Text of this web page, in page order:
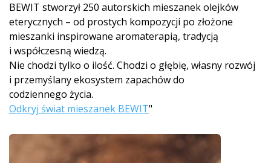
BEWIT stworzył 250 autorskich mieszanek olejków
eterycznych – od prostych kompozycji po złożone
mieszanki inspirowane aromaterapią, tradycją
i współczesną wiedzą.
Nie chodzi tylko o ilość. Chodzi o głębię, własny rozwój
i przemyślany ekosystem zapachów do
codziennego życia.
Odkryj świat mieszanek BEWIT"